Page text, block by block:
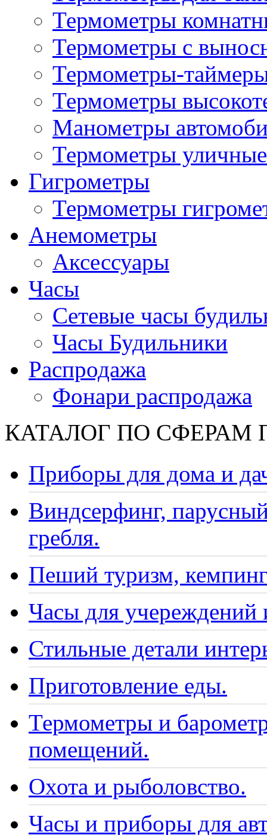
Термометры
Термометры с
Термометры-
Термометры
Манометры
Термометры уличные
Гигрометры
Термометры
Анемометры
Аксессуары
Часы
Сетевые часы
Часы Будильники
Распродажа
Фонари распродажа
КАТАЛОГ ПО СФЕРАМ
Приборы для дома и
Виндсерфинг,
гребля.
Пеший туризм,
Часы для учереждений
Стильные детали
Приготовление еды.
Термометры и
помещений.
Охота и рыболовство.
Часы и приборы для